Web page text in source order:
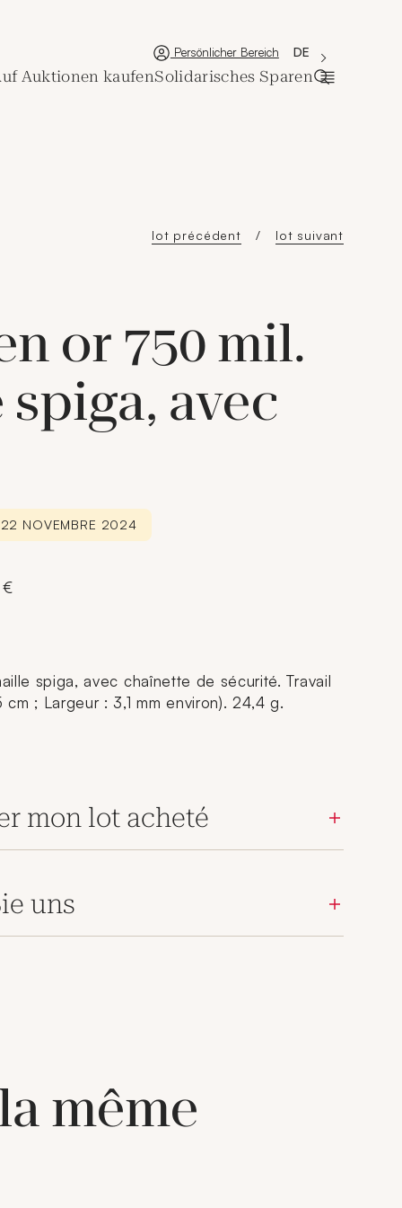
Neues Fenster
Persönlicher Bereich 'Choisir une
La langue
DE
Auktionen kaufenSolidarisches Sparen
lot précédent lot suivant
or 750 mil.
avec
NOVEMBRE 2024
spiga, avec chaînette de sécurité. Travail
; Largeur : 3,1 mm environ). 24,4 g.
mon lot acheté
uns
même